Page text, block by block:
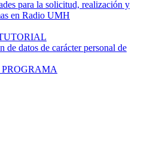
para la solicitud, realización y
en Radio UMH
de datos de carácter personal de